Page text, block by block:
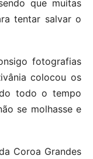
que muitas
tentar salvar o
fotografias
colocou os
todo o tempo
se molhasse e
Coroa Grandes